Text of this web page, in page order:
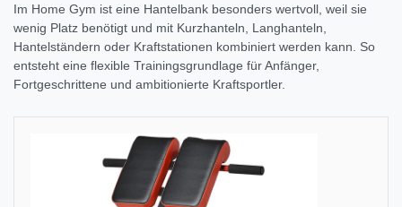
Im Home Gym ist eine Hantelbank besonders wertvoll, weil sie
wenig Platz benötigt und mit Kurzhanteln, Langhanteln,
Hantelständern oder Kraftstationen kombiniert werden kann. So
entsteht eine flexible Trainingsgrundlage für Anfänger,
Fortgeschrittene und ambitionierte Kraftsportler.